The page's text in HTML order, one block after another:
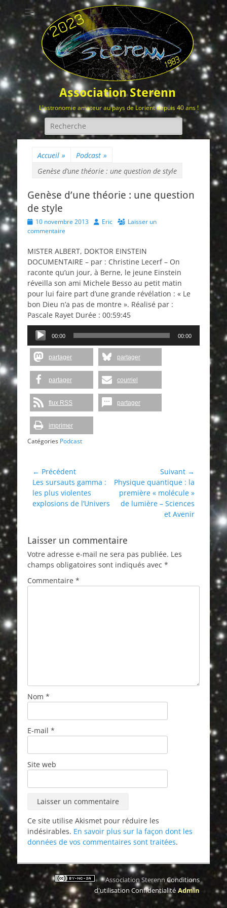
Association Sterenn
L'astronomie amateur au pays de Lorient depuis 40 ans !
Rechercher :
Accueil » Podcast »
Genèse d’une théorie : une question de style
Genèse d’une théorie : une question
de style
Posted
on
10 novembre 2013 Author
Eric
Laisser un
commentaire
MISTER ALBERT, DOKTOR EINSTEIN
DOCUMENTAIRE – par : Christine Lecerf – On
raconte qu’un jour, à Berne, le jeune Einstein
réveilla son ami Michele Besso au petit matin
pour lui faire part d’une grande révélation : « Le
bon Dieu n’a pas de montre ». Réalisé par :
Pascale Rayet Durée : 00:59:45
Lecteur
audio
00:00 00:00
partager partager
partager courriel
flux RSS partager
imprimer
Catégories Podcast
Navigation
de
l’article
← Précédent
Article
précédent :
Les sursauts gamma :
les plus violentes
explosions de l’Univers
Suivant →
Article
suivant :
Physique quantique : la
première « molécule »
de lumière – Sciences
et Avenir
Laisser un commentaire
Votre adresse e-mail ne sera pas publiée. Les
champs obligatoires sont indiqués avec *
Commentaire *
Nom *
E-mail *
Site web
Ce site utilise Akismet pour réduire les
indésirables. En savoir plus sur la façon dont les
données de vos commentaires sont traitées.
Association Sterenn Conditions
d'utilisation Confidentialité Admin